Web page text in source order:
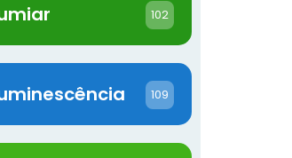
102
109